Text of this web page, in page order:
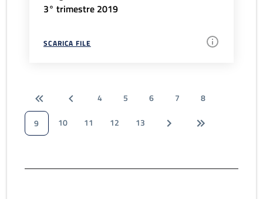
3° trimestre 2019
SCARICA FILE
4 5 6 7
8
9
10 11 12 13